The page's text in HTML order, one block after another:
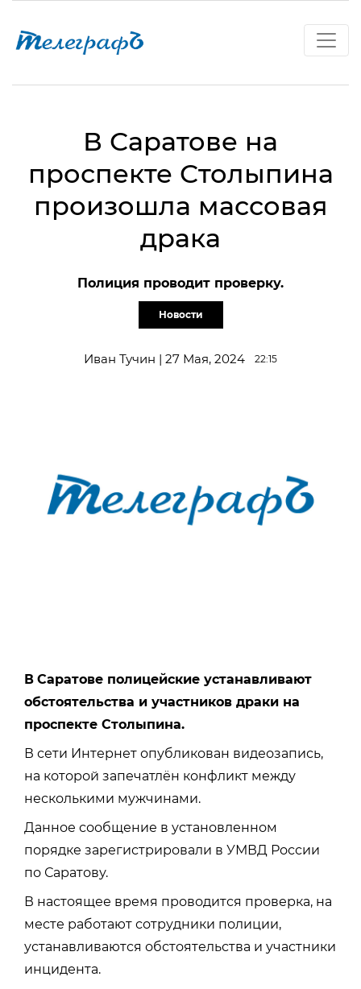
В Саратове на
проспекте Столыпина
произошла массовая
драка
Полиция проводит проверку.
Новости
Иван Тучин | 27 Мая, 2024 22:15
В Саратове полицейские устанавливают
обстоятельства и участников драки на
проспекте Столыпина.
В сети Интернет опубликован видеозапись,
на которой запечатлён конфликт между
несколькими мужчинами.
Данное сообщение в установленном
порядке зарегистрировали в УМВД России
по Саратову.
В настоящее время проводится проверка, на
месте работают сотрудники полиции,
устанавливаются обстоятельства и участники
инцидента.